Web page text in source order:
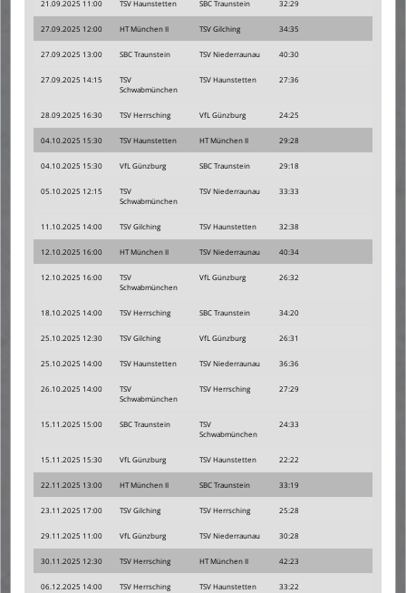
21.09.2025 11:00 TSV Haunstetten SBC Traunstein 32:29
27.09.2025 12:00 HT München II TSV Gilching 34:35
27.09.2025 13:00 SBC Traunstein TSV Niederraunau 40:30
27.09.2025 14:15
TSV
Schwabmünchen
TSV Haunstetten 27:36
28.09.2025 16:30 TSV Herrsching VfL Günzburg 24:25
04.10.2025 15:30 TSV Haunstetten HT München II 29:28
04.10.2025 15:30 VfL Günzburg SBC Traunstein 29:18
05.10.2025 12:15
TSV
Schwabmünchen
TSV Niederraunau 33:33
11.10.2025 14:00 TSV Gilching TSV Haunstetten 32:38
12.10.2025 16:00 HT München II TSV Niederraunau 40:34
12.10.2025 16:00
TSV
Schwabmünchen
VfL Günzburg 26:32
18.10.2025 14:00 TSV Herrsching SBC Traunstein 34:20
25.10.2025 12:30 TSV Gilching VfL Günzburg 26:31
25.10.2025 14:00 TSV Haunstetten TSV Niederraunau 36:36
26.10.2025 14:00
TSV
Schwabmünchen
TSV Herrsching 27:29
15.11.2025 15:00 SBC Traunstein
TSV
Schwabmünchen
24:33
15.11.2025 15:30 VfL Günzburg TSV Haunstetten 22:22
22.11.2025 13:00 HT München II SBC Traunstein 33:19
23.11.2025 17:00 TSV Gilching TSV Herrsching 25:28
29.11.2025 11:00 VfL Günzburg TSV Niederraunau 30:28
30.11.2025 12:30 TSV Herrsching HT München II 42:23
06.12.2025 14:00 TSV Herrsching TSV Haunstetten 33:22